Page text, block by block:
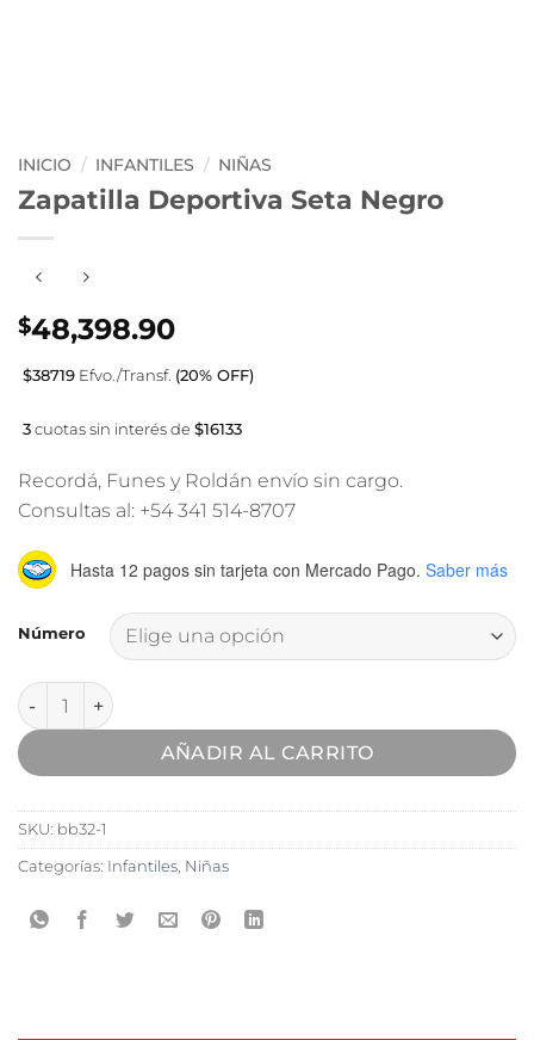
INICIO / INFANTILES / NIÑAS
Zapatilla Deportiva Seta Negro
$48,398.90
$38719 Efvo./Transf. (20% OFF)
3cuotas sin interés de $16133
Recordá, Funes y Roldán envío sin cargo.
Consultas al: +54 341 514-8707
Hasta 12 pagos sin tarjeta con Mercado Pago. Saber más
Número
Zapatilla Deportiva Seta Negro cantidad
AÑADIR AL CARRITO
SKU: bb32-1
Categorías: Infantiles Niñas